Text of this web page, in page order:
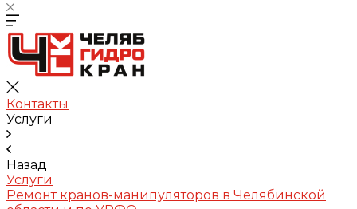
Контакты
Услуги
Назад
Услуги
Ремонт кранов-манипуляторов в Челябинской